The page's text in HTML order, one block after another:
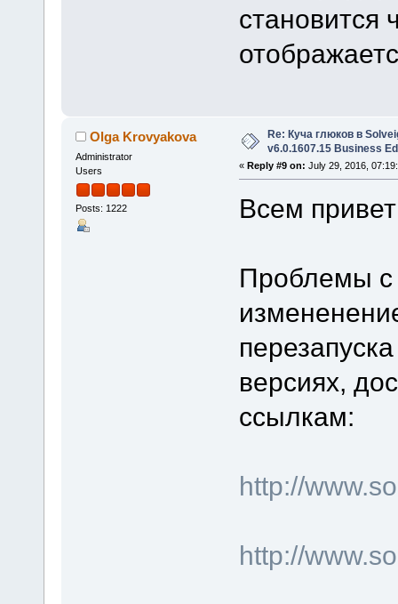
становится
Olga Krovyakova
Administrator
Users
Posts: 1222
Re: Куча глюков в
v6.0.1607.15 Business
« Reply #9 on: July 29, 2016,
Всем
Проблемы с
версиях,
ссылкам:
http://
http://